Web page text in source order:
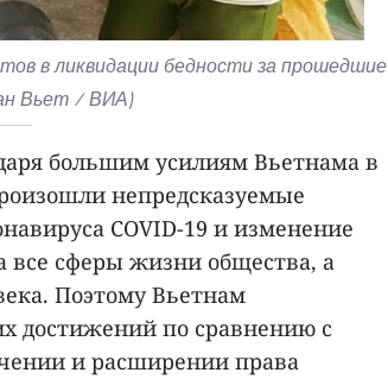
в ликвидации бедности за прошедшие
Вьет / ВИА)
большим усилиям Вьетнама в
непредсказуемые
COVID-19 и изменение
все сферы жизни общества, а
Поэтому Вьетнам
достижений по сравнению с
и расширении права